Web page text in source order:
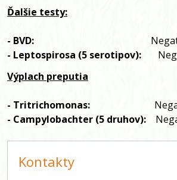
Ďalšie testy:
- BVD:
- Leptospirosa (5 serotipov):
Výplach preputia
- Tritrichomonas:
- Campylobachter (5 druhov):
Kontakty